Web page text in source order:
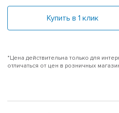
Купить в 1 клик
*Цена действительна только для
отличаться от цен в розничных